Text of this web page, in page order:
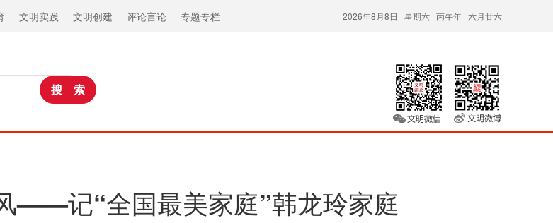
文明实践 文明创建 评论言论 专题专栏 2026年8月8日 星期六 丙午年 六月廿六
——记“全国最美家庭”韩龙玲家庭